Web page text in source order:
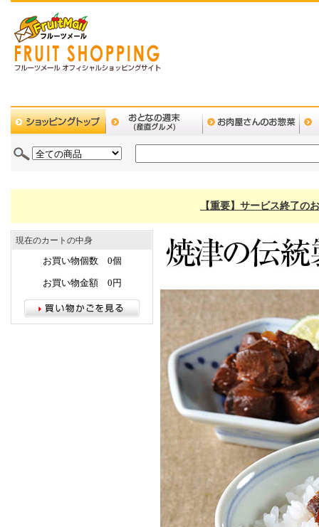
【重要】サービス終了の
現在のカートの中身
お買い物個数 0個
お買い物金額 0円